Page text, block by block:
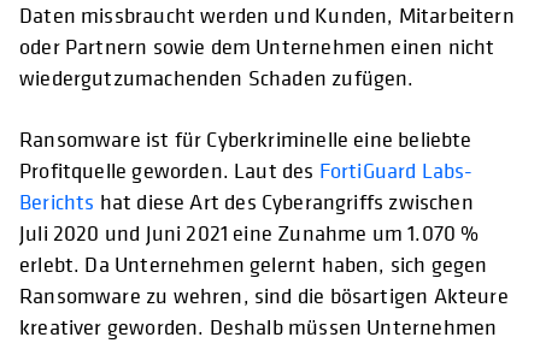
Daten missbraucht werden und Kunden, Mitarbeitern
oder Partnern sowie dem Unternehmen einen nicht
wiedergutzumachenden Schaden zufügen.
Ransomware ist für Cyberkriminelle eine beliebte
Profitquelle geworden. Laut des FortiGuard Labs-
Berichts hat diese Art des Cyberangriffs zwischen
Juli 2020 und Juni 2021 eine Zunahme um 1.070 %
erlebt. Da Unternehmen gelernt haben, sich gegen
Ransomware zu wehren, sind die bösartigen Akteure
kreativer geworden. Deshalb müssen Unternehmen